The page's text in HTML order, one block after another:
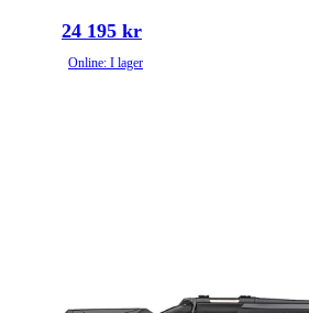
24 195 kr
Online: I lager